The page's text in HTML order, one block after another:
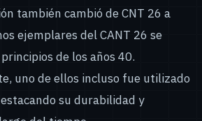
también cambió de CNT 26 a
ejemplares del CANT 26 se
de los años 40.
uno de ellos incluso fue utilizado
su durabilidad y